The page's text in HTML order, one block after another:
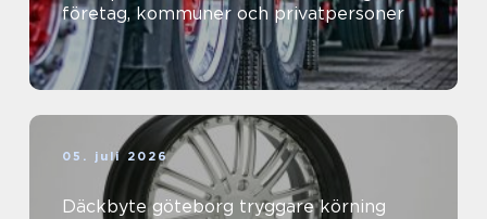
företag, kommuner och privatpersoner
05. juli 2026
Däckbyte göteborg tryggare körning